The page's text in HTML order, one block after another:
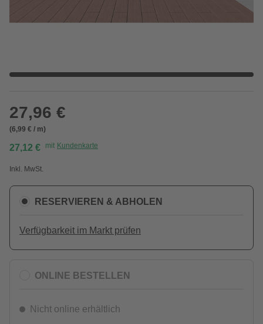
27,96 €
(6,99 € / m)
27,12 € mit Kundenkarte
Inkl. MwSt.
RESERVIEREN & ABHOLEN
Verfügbarkeit im Markt prüfen
ONLINE BESTELLEN
Nicht online erhältlich